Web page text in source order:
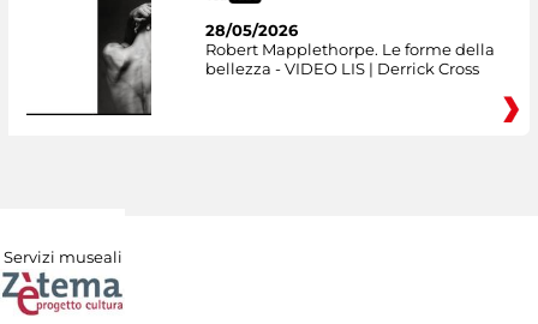
28/05/2026
Robert Mapplethorpe. Le forme della
bellezza - VIDEO LIS | Derrick Cross
Servizi museali